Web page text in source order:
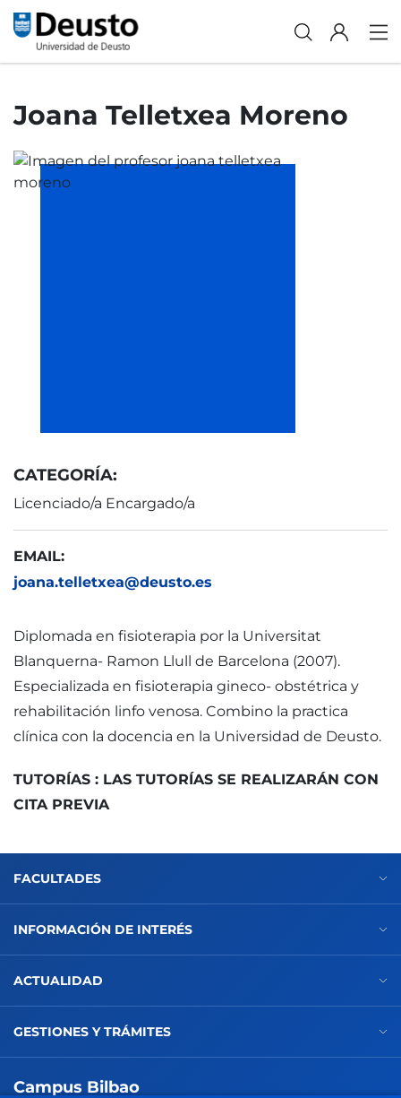
Joana Telletxea Moreno
CATEGORÍA:
Licenciado/a Encargado/a
EMAIL:
joana.telletxea@deusto.es
Diplomada en fisioterapia por la Universitat
Blanquerna- Ramon Llull de Barcelona (2007).
Especializada en fisioterapia gineco- obstétrica y
rehabilitación linfo venosa. Combino la practica
clínica con la docencia en la Universidad de Deusto.
TUTORÍAS : LAS TUTORÍAS SE REALIZARÁN CON
CITA PREVIA
FACULTADES
INFORMACIÓN DE INTERÉS
ACTUALIDAD
GESTIONES Y TRÁMITES
Campus Bilbao